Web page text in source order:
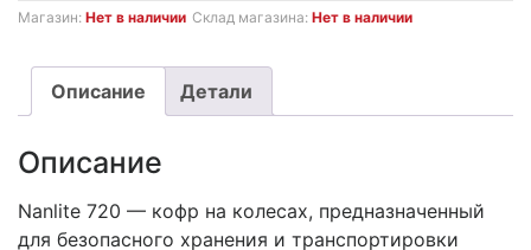
Магазин: Нет в наличии Склад магазина: Нет в наличии
Описание Детали
Описание
Nanlite 720 — кофр на колесах, предназначенный
для безопасного хранения и транспортировки